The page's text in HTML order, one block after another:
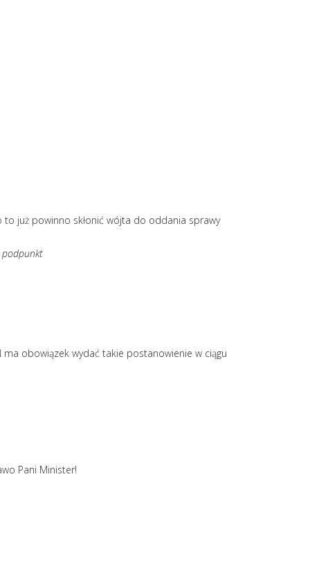
to już powinno skłonić wójta do oddania sprawy
podpunkt
ma obowiązek wydać takie postanowienie w ciągu
Pani Minister!